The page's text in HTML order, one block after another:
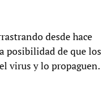
desde hace
posibilidad de que los
virus y lo propaguen.